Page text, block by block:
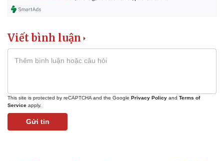
Viết bình luận
This site is protected by reCAPTCHA and the Google Privacy Policy and Terms of
Service apply.
Gửi tin